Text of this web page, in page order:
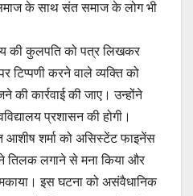
के साथ संत समाज के लोग भी
की कुलपति को पत्र लिखकर
टिप्पणी करने वाले व्यक्ति को
की कार्रवाई की जाए। उन्होंने
प्रशासन की होगी।
आशीष शर्मा को असिस्टेंट फाइनेंस
तिलक लगाने से मना किया और
इस घटना को असंवैधानिक